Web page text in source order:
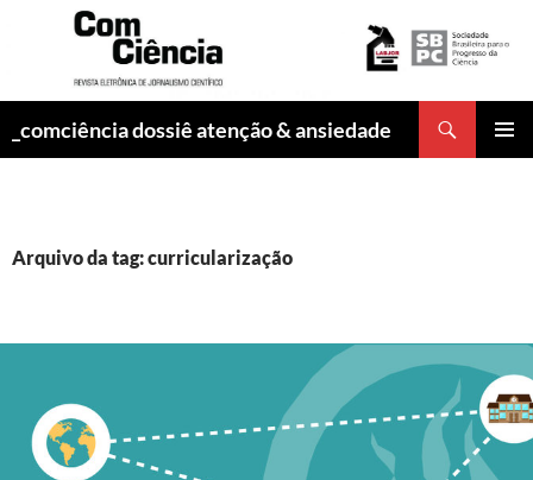
_comciência dossiê atenção & ansiedade
Arquivo da tag: curricularização